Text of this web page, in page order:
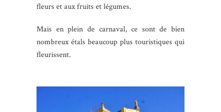
fleurs et aux fruits et légumes.
Mais en plein de carnaval, ce sont de bien
nombreux étals beaucoup plus touristiques qui
fleurissent.